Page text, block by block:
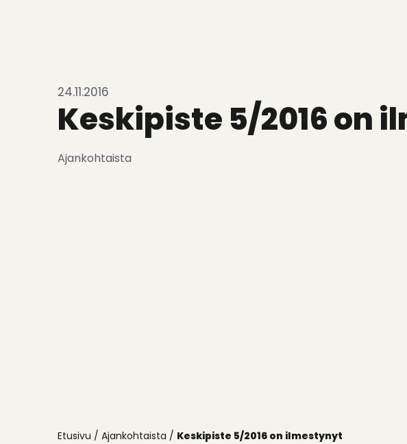
24.11.2016
Keskipiste 5/2016 on
Ajankohtaista
Etusivu / Ajankohtaista / Keskipiste 5/2016 on ilmestynyt